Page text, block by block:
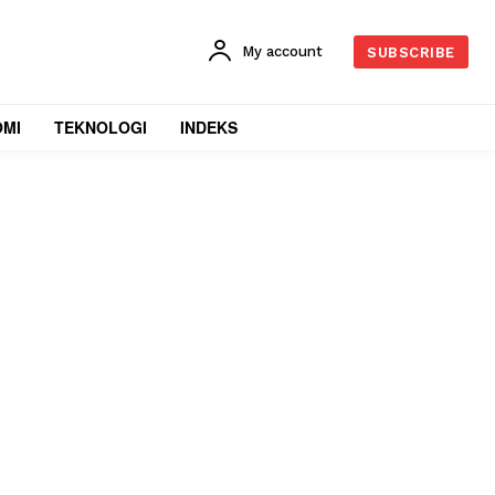
My account SUBSCRIBE
TEKNOLOGI INDEKS